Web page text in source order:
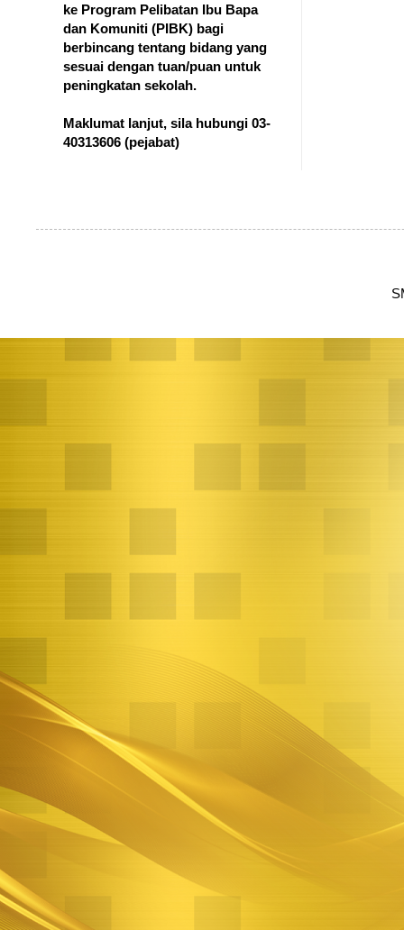
ke Program Pelibatan Ibu Bapa
dan Komuniti (PIBK) bagi
berbincang tentang bidang yang
sesuai dengan tuan/puan untuk
peningkatan sekolah.
Maklumat lanjut, sila hubungi 03-
40313606 (pejabat)